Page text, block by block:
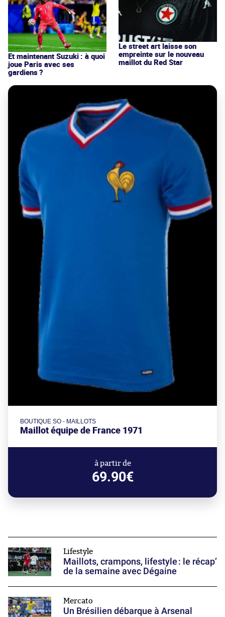
Et maintenant Suzuki : à quoi
joue Paris avec ses
gardiens ?
Le street art laisse son
empreinte sur le nouveau
maillot du Red Star
BOUTIQUE SO - MAILLOTS
Maillot équipe de France 1971
à partir de
69.90€
Lifestyle
Maillots, crampons, lifestyle : le récap’
de la semaine avec Dégaine
Mercato
Un Brésilien débarque à Arsenal